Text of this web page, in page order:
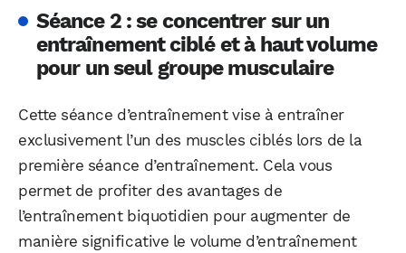
Séance 2 : se concentrer sur un
entraînement ciblé et à haut volume
pour un seul groupe musculaire
Cette séance d’entraînement vise à entraîner
exclusivement l’un des muscles ciblés lors de la
première séance d’entraînement. Cela vous
permet de profiter des avantages de
l’entraînement biquotidien pour augmenter de
manière significative le volume d’entraînement